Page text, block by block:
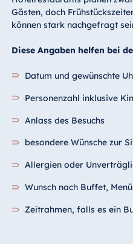
Gästen, doch
können stark nachgefragt
Diese Angaben helfen bei
Datum und gewünschte
Personenzahl inklusive
Anlass des Besuchs
besondere Wünsche zur
Allergien oder
Wunsch nach Buffet,
Zeitrahmen, falls es ein